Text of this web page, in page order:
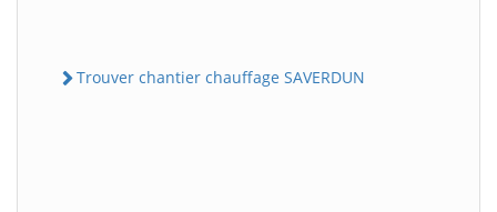
Trouver chantier chauffage SAVERDUN